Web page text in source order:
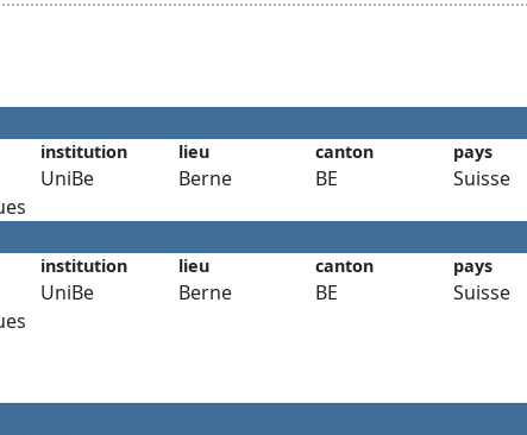
institution lieu canton pays
UniBe Berne BE Suisse
institution lieu canton pays
UniBe Berne BE Suisse